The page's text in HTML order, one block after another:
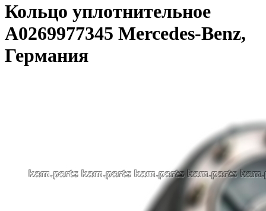
Кольцо уплотнительное
A0269977345 Mercedes-Benz,
Германия